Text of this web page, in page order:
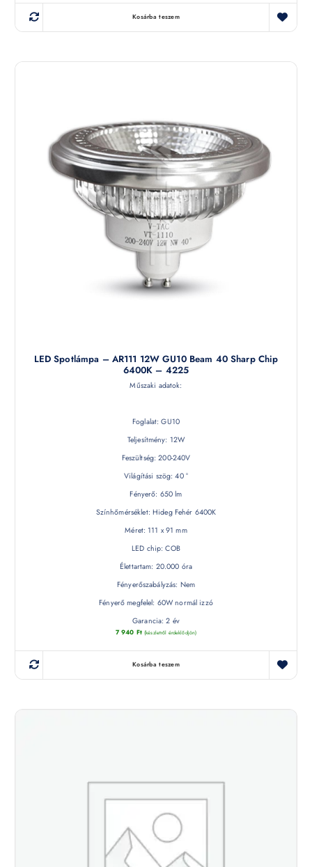
Kosárba teszem
LED Spotlámpa – AR111 12W GU10 Beam 40 Sharp Chip
6400K – 4225
Műszaki adatok:
Foglalat: GU10
Teljesítmény: 12W
Feszültség: 200-240V
Világítási szög: 40 °
Fényerő: 650 lm
Színhőmérséklet: Hideg Fehér 6400K
Méret: 111 x 91 mm
LED chip: COB
Élettartam: 20.000 óra
Fényerőszabályzás: Nem
Fényerő megfelel: 60W normál izzó
Garancia: 2 év
7 940 Ft (készletről érdeklődjön)
Kosárba teszem